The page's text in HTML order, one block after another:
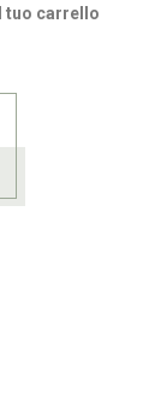
tuo carrello